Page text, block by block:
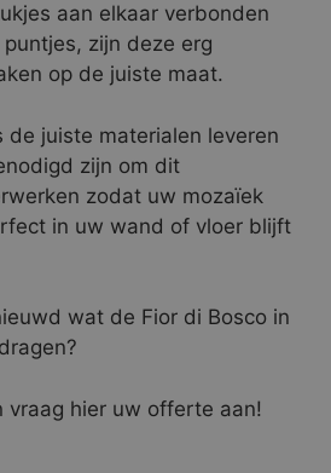
aan elkaar verbonden
zijn deze erg
op de juiste maat.
de juiste materialen leveren
zijn om dit
zodat uw mozaïek
in uw wand of vloer blijft
wat de Fior di Bosco in
vraag hier uw offerte aan!